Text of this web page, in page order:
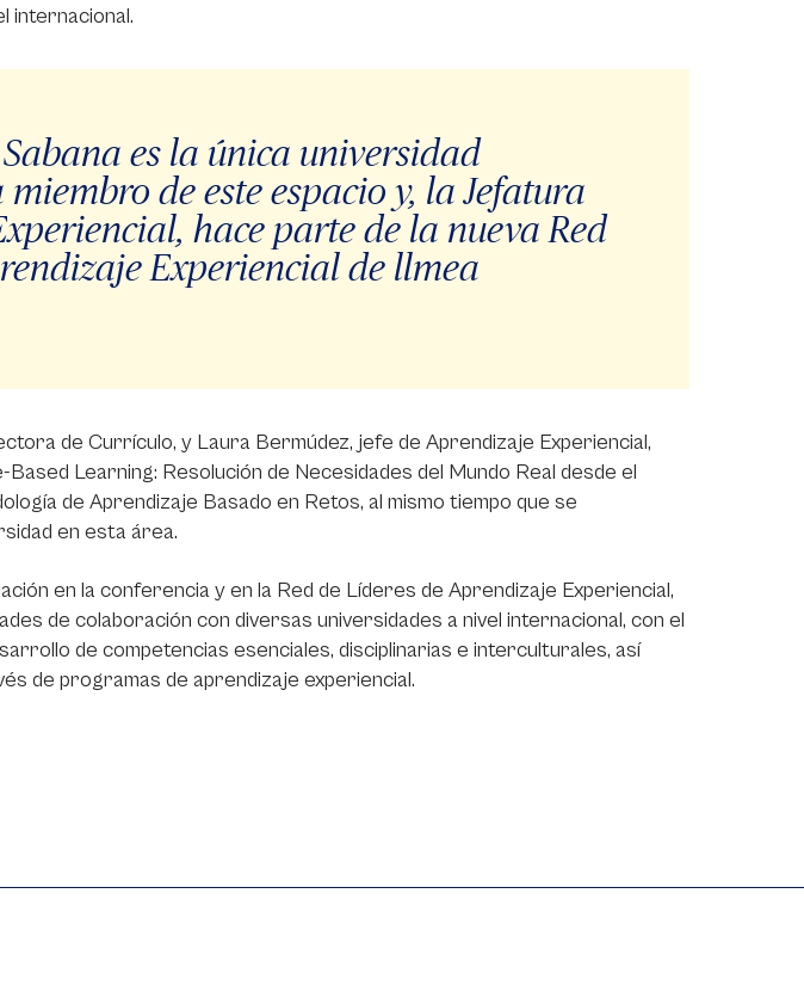
internacional.
es la única universidad
de este espacio y, la Jefatura
hace parte de la nueva Red
Experiencial de llmea
de Currículo, y Laura Bermúdez, jefe de Aprendizaje Experiencial,
Learning: Resolución de Necesidades del Mundo Real desde el
de Aprendizaje Basado en Retos, al mismo tiempo que se
en esta área.
en la conferencia y en la Red de Líderes de Aprendizaje Experiencial,
de colaboración con diversas universidades a nivel internacional, con el
de competencias esenciales, disciplinarias e interculturales, así
de programas de aprendizaje experiencial.